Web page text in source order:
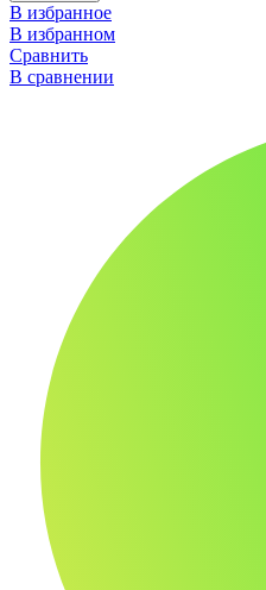
В избранное
В избранном
Сравнить
В сравнении